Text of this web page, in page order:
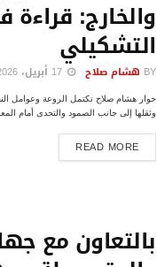
والخارج:
التشكيلي
BY هشام صلاح
حوار هشام صلاح تكتمل الروعة وعوامل
وثقلها إلى جانب الصمود والتحدى أمام
READ MORE
DETAILS
بالتعاون مع